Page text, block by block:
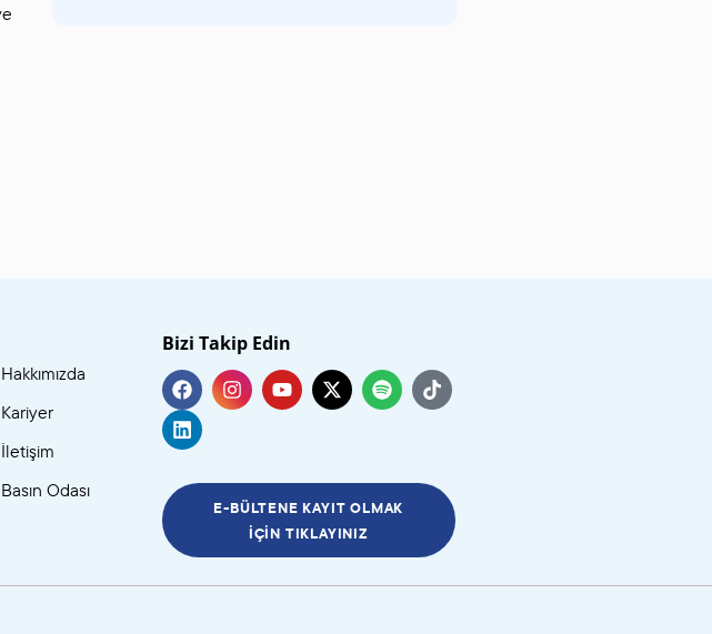
Hakkımızda
Kariyer
İletişim
Basın Odası
Bizi Takip Edin
E-BÜLTENE KAYIT OLMAK
İÇIN TIKLAYINIZ